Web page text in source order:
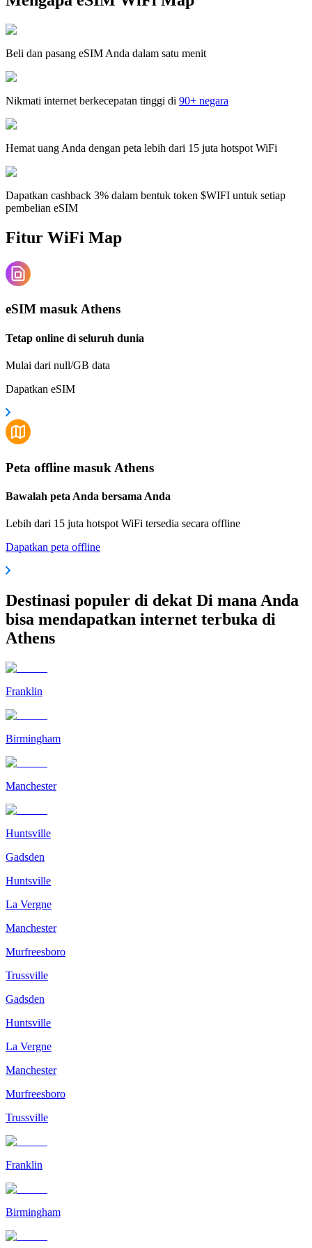
Beli dan pasang eSIM Anda dalam satu menit
Nikmati internet berkecepatan tinggi di 90+ negara
Hemat uang Anda dengan peta lebih dari 15 juta hotspot WiFi
Dapatkan cashback 3% dalam bentuk token $WIFI untuk setiap
pembelian eSIM
Fitur WiFi Map
eSIM masuk Athens
Tetap online di seluruh dunia
Mulai dari null/GB data
Dapatkan eSIM
Peta offline masuk Athens
Bawalah peta Anda bersama Anda
Lebih dari 15 juta hotspot WiFi tersedia secara offline
Dapatkan peta offline
Destinasi populer di dekat Di mana Anda
bisa mendapatkan internet terbuka di
Athens
Franklin
Birmingham
Manchester
Huntsville
Gadsden
Huntsville
La Vergne
Manchester
Murfreesboro
Trussville
Gadsden
Huntsville
La Vergne
Manchester
Murfreesboro
Trussville
Franklin
Birmingham